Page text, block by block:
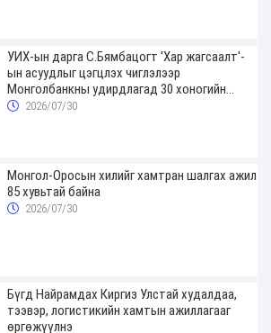
УИХ-ын дарга С.Бямбацогт 'Хар жагсаалт'-
ын асуудлыг цэгцлэх чиглэлээр
Монголбанкны удирдлагад 30 хоногийн
хугацаатай үүрэг өглөө
2026/07/30
Монгол-Оросын хилийг хамтран шалгах ажил
85 хувьтай байна
2026/07/30
Бүгд Найрамдах Киргиз Улстай худалдаа,
тээвэр, логистикийн хамтын ажиллагааг
өргөжүүлнэ